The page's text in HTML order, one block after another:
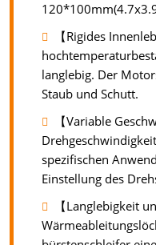
【Rigides
langlebig. Der
Staub und Schutt.
【Variable
spezifischen
Einstellung des
【Langlebigkeit